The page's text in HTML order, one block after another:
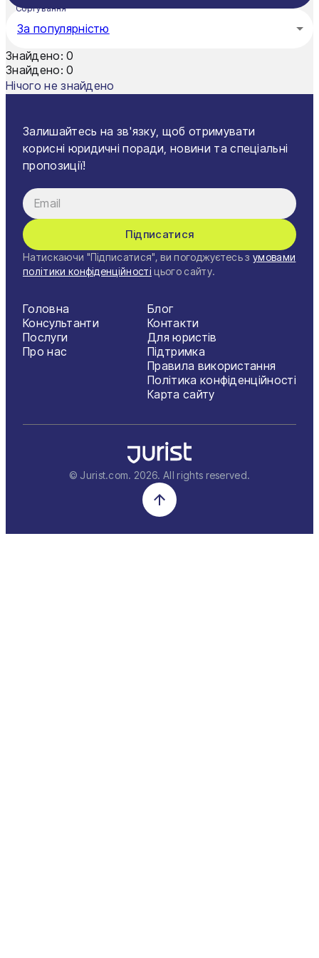
Тернопіль
Ужгород
Умань
Харків
Хмельницький
Чернівці
Шостка
Київ
Львів
Сортування
За популярністю
Знайдено: 0
Знайдено: 0
Нічого не знайдено
Залишайтесь на зв'язку, щоб отримувати
корисні юридичні поради, новини та спеціальні
пропозиції!
Підписатися
Натискаючи "Підписатися", ви погоджуєтесь з умовами
політики конфіденційності цього сайту.
Головна
Консультанти
Послуги
Про нас
Блог
Контакти
Для юристів
Підтримка
Правила використання
Політика конфіденційності
Карта сайту
© Jurist.com. 2026. All rights reserved.